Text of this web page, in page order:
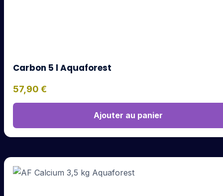
Carbon 5 l Aquaforest
57,90 €
Ajouter au panier